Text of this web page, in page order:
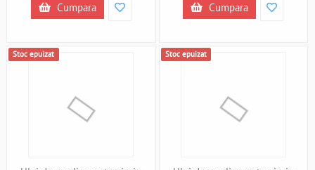
Cumpara Cumpara
Stoc epuizat Stoc epuizat